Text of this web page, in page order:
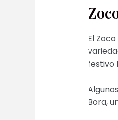
El
festivo
Bora,